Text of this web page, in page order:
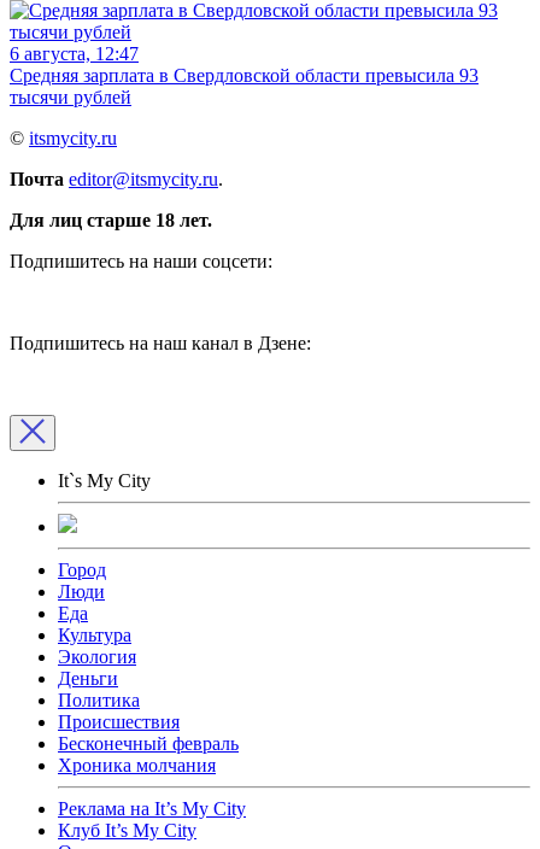
6 августа, 12:47
Средняя зарплата в Свердловской области превысила 93
тысячи рублей
© itsmycity.ru
Почта editor@itsmycity.ru.
Для лиц старше 18 лет.
Подпишитесь на наши соцсети:
Подпишитесь на наш канал в Дзене:
It`s My City
Город
Люди
Еда
Культура
Экология
Деньги
Политика
Происшествия
Бесконечный февраль
Хроника молчания
Реклама на It’s My City
Клуб It’s My City